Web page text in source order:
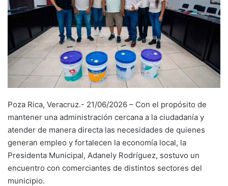
Poza Rica, Veracruz.- 21/06/2026 – Con el propósito de
mantener una administración cercana a la ciudadanía y
atender de manera directa las necesidades de quienes
generan empleo y fortalecen la economía local, la
Presidenta Municipal, Adanely Rodríguez, sostuvo un
encuentro con comerciantes de distintos sectores del
municipio.